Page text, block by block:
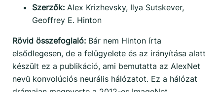
Szerzők: Alex Krizhevsky, Ilya Sutskever,
Geoffrey E. Hinton
Rövid összefoglaló: Bár nem Hinton írta
elsődlegesen, de a felügyelete és az irányítása alatt
készült ez a publikáció, ami bemutatta az AlexNet
nevű konvolúciós neurális hálózatot. Ez a hálózat